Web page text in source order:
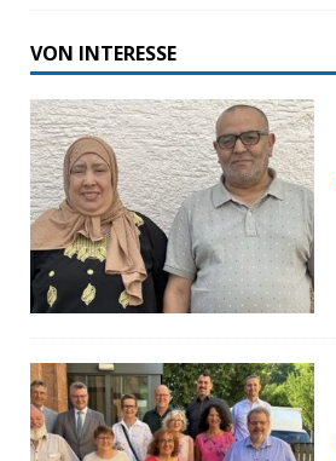
VON INTERESSE